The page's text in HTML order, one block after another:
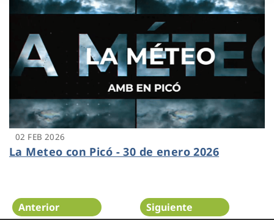
02 FEB 2026
La Meteo con Picó - 30 de enero 2026
Anterior Siguiente